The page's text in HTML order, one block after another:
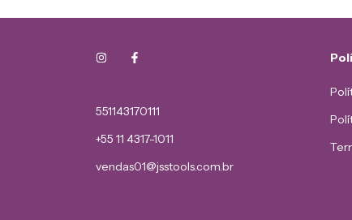
551143170111
+55 11 4317-1011
vendas01@jsstools.com.br